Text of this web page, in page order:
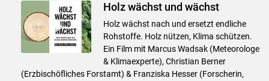
Holz wächst und wächst
Holz wächst nach und ersetzt endliche
Rohstoffe. Holz nützen, Klima schützen.
Ein Film mit Marcus Wadsak (Meteorologe
& Klimaexperte), Christian Berner
(Erzbischöfliches Forstamt) & Franziska Hesser (Forscherin,